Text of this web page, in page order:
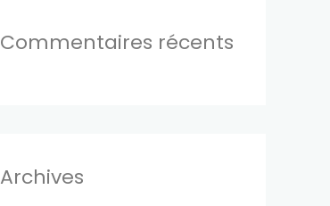
Commentaires récents
Archives